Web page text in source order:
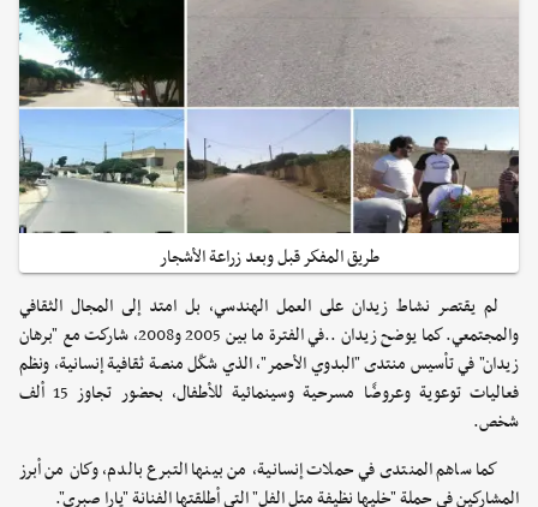
طريق المفكر قبل وبعد زراعة الأشجار
لم يقتصر نشاط زيدان على العمل الهندسي، بل امتد إلى المجال الثقافي
والمجتمعي. كما يوضح زيدان ..في الفترة ما بين 2005 و2008، شاركت مع "برهان
زيدان" في تأسيس منتدى "البدوي الأحمر"، الذي شكّل منصة ثقافية إنسانية، ونظم
فعاليات توعوية وعروضًا مسرحية وسينمائية للأطفال، بحضور تجاوز 15 ألف
شخص.
كما ساهم المنتدى في حملات إنسانية، من بينها التبرع بالدم، وكان من أبرز
المشاركين في حملة "خليها نظيفة متل الفل" التي أطلقتها الفنانة "يارا صبري".